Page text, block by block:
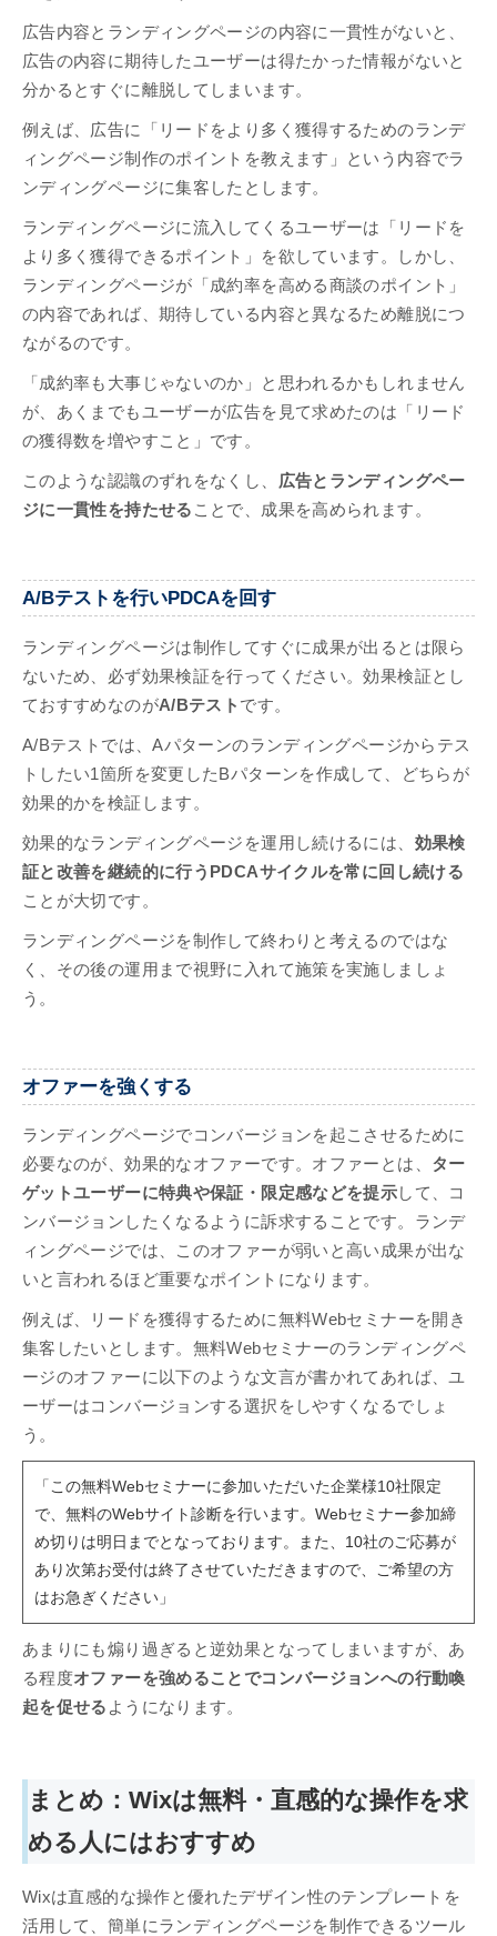
広告内容とランディングページの内容に一貫性がないと、
広告の内容に期待したユーザーは得たかった情報がないと
分かるとすぐに離脱してしまいます。
例えば、広告に「リードをより多く獲得するためのランデ
ィングページ制作のポイントを教えます」という内容でラ
ンディングページに集客したとします。
ランディングページに流入してくるユーザーは「リードを
より多く獲得できるポイント」を欲しています。しかし、
ランディングページが「成約率を高める商談のポイント」
の内容であれば、期待している内容と異なるため離脱につ
ながるのです。
「成約率も大事じゃないのか」と思われるかもしれません
が、あくまでもユーザーが広告を見て求めたのは「リード
の獲得数を増やすこと」です。
このような認識のずれをなくし、 広告とランディングペー
ジに一貫性を持たせる ことで、成果を高められます。
A/Bテストを行いPDCAを回す
ランディングページは制作してすぐに成果が出るとは限ら
ないため、必ず効果検証を行ってください。効果検証とし
ておすすめなのがA/Bテスト です。
A/Bテストでは、Aパターンのランディングページからテス
トしたい1箇所を変更したBパターンを作成して、どちらが
効果的かを検証します。
効果的なランディングページを運用し続けるには、 効果検
証と改善を継続的に行うPDCAサイクルを常に回し続ける
ことが大切です。
ランディングページを制作して終わりと考えるのではな
く、その後の運用まで視野に入れて施策を実施しましょ
う。
オファーを強くする
ランディングページでコンバージョンを起こさせるために
必要なのが、効果的なオファーです。オファーとは、 ター
ゲットユーザーに特典や保証・限定感などを提示して、コ
ンバージョンしたくなるように訴求することです。ランデ
ィングページでは、このオファーが弱いと高い成果が出な
いと言われるほど重要なポイントになります。
例えば、リードを獲得するために無料Webセミナーを開き
集客したいとします。無料Webセミナーのランディングペ
ージのオファーに以下のような文言が書かれてあれば、ユ
ーザーはコンバージョンする選択をしやすくなるでしょ
う。
「この無料Webセミナーに参加いただいた企業様10社限定
で、無料のWebサイト診断を行います。Webセミナー参加締
め切りは明日までとなっております。また、10社のご応募が
あり次第お受付は終了させていただきますので、ご希望の方
はお急ぎください」
あまりにも煽り過ぎると逆効果となってしまいますが、あ
る程度オファーを強めることでコンバージョンへの行動喚
起を促せる ようになります。
まとめ：Wixは無料・直感的な操作を求
める人にはおすすめ
Wixは直感的な操作と優れたデザイン性のテンプレートを
活用して、簡単にランディングページを制作できるツール